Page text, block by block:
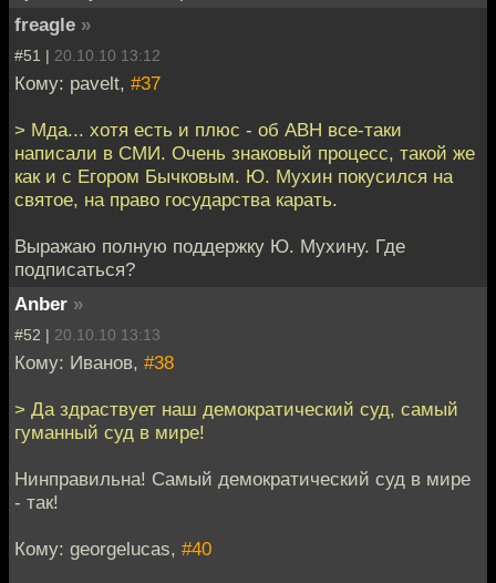
freagle »
#51 | 20.10.10 13:12
Кому: pavelt, #37
> Мда... хотя есть и плюс - об АВН все-таки
написали в СМИ. Очень знаковый процесс, такой же
как и с Егором Бычковым. Ю. Мухин покусился на
святое, на право государства карать.
Выражаю полную поддержку Ю. Мухину. Где
подписаться?
Anber »
#52 | 20.10.10 13:13
Кому: Иванов, #38
> Да здраствует наш демократический суд, самый
гуманный суд в мире!
Нинправильна! Самый демократический суд в мире
- так!
Кому: georgelucas, #40